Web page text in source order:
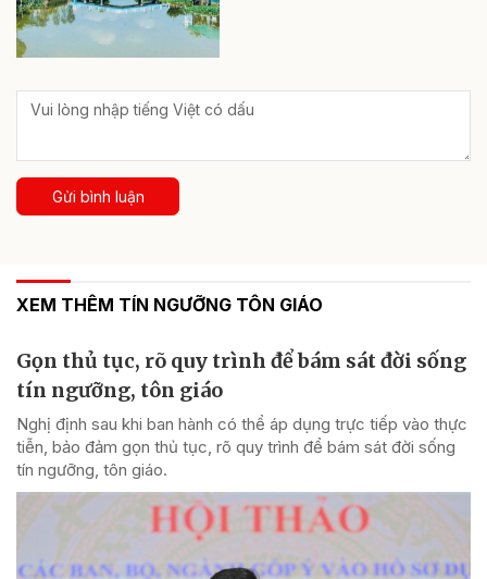
Gửi bình luận
XEM THÊM TÍN NGƯỠNG TÔN GIÁO
Gọn thủ tục, rõ quy trình để bám sát đời sống
tín ngưỡng, tôn giáo
Nghị định sau khi ban hành có thể áp dụng trực tiếp vào thực
tiễn, bảo đảm gọn thủ tục, rõ quy trình để bám sát đời sống
tín ngưỡng, tôn giáo.